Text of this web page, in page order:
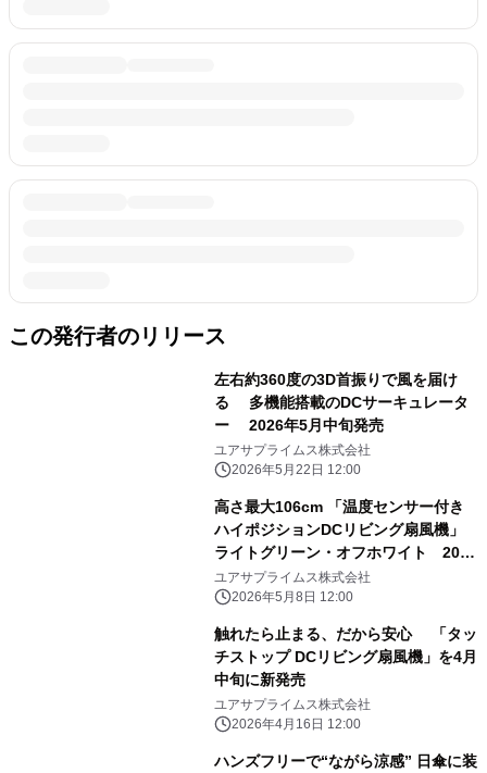
この発行者のリリース
左右約360度の3D首振りで風を届け
る 多機能搭載のDCサーキュレータ
ー 2026年5月中旬発売
ユアサプライムス株式会社
2026年5月22日 12:00
高さ最大106cm 「温度センサー付き
ハイポジションDCリビング扇風機」
ライトグリーン・オフホワイト 2026
年5月上旬発売
ユアサプライムス株式会社
2026年5月8日 12:00
触れたら止まる、だから安心 「タッ
チストップ DCリビング扇風機」を4月
中旬に新発売
ユアサプライムス株式会社
2026年4月16日 12:00
ハンズフリーで“ながら涼感” 日傘に装